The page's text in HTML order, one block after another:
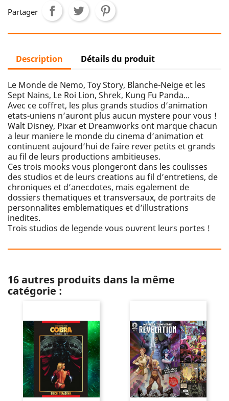
Partager
Description Détails du produit
Le Monde de Nemo, Toy Story, Blanche-Neige et les
Sept Nains, Le Roi Lion, Shrek, Kung Fu Panda...
Avec ce coffret, les plus grands studios d’animation
etats-uniens n’auront plus aucun mystere pour vous !
Walt Disney, Pixar et Dreamworks ont marque chacun
a leur maniere le monde du cinema d’animation et
continuent aujourd’hui de faire rever petits et grands
au fil de leurs productions ambitieuses.
Ces trois mooks vous plongeront dans les coulisses
des studios et de leurs creations au fil d’entretiens, de
chroniques et d’anecdotes, mais egalement de
dossiers thematiques et transversaux, de portraits de
personnalites emblematiques et d’illustrations
inedites.
Trois studios de legende vous ouvrent leurs portes !
16 autres produits dans la même
catégorie :